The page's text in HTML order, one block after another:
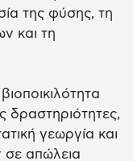
της φύσης, τη
και τη
δραστηριότητες,
γεωργία και
σε απώλεια